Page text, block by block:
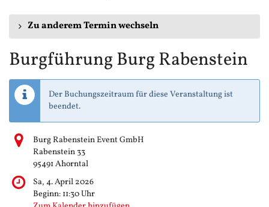
Zu anderem Termin wechseln
Burgführung Burg Rabenstein
Der Buchungszeitraum für diese Veranstaltung ist
beendet.
Burg Rabenstein Event GmbH
Rabenstein 33
95491 Ahorntal
Sa, 4. April 2026
Beginn: 11:30Uhr